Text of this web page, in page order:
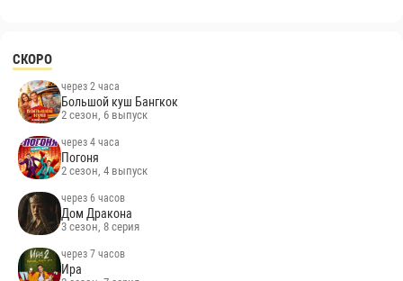
СКОРО
через 2 часа
Большой куш Бангкок
2 сезон, 6 выпуск
через 4 часа
Погоня
2 сезон, 4 выпуск
через 6 часов
Дом Дракона
3 сезон, 8 серия
через 7 часов
Ира